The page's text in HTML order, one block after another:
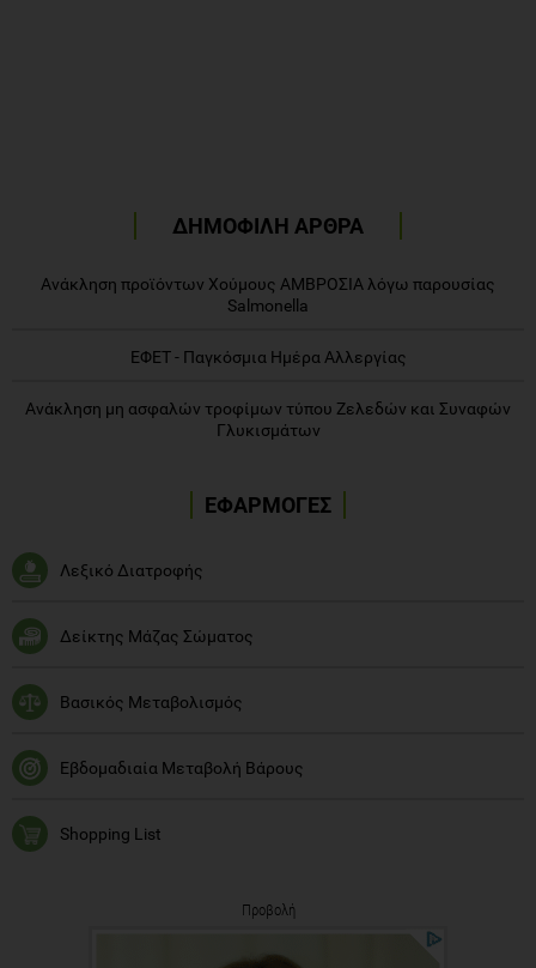
ΔΗΜΟΦΙΛΗ ΑΡΘΡΑ
Ανάκληση προϊόντων Χούμους ΑΜΒΡΟΣΙΑ λόγω παρουσίας
Salmonella
ΕΦΕΤ - Παγκόσμια Ημέρα Αλλεργίας
Ανάκληση μη ασφαλών τροφίμων τύπου Ζελεδών και Συναφών
Γλυκισμάτων
ΕΦΑΡΜΟΓΕΣ
Λεξικό Διατροφής
Δείκτης Μάζας Σώματος
Βασικός Μεταβολισμός
Εβδομαδιαία Μεταβολή Βάρους
Shopping List
Προβολή